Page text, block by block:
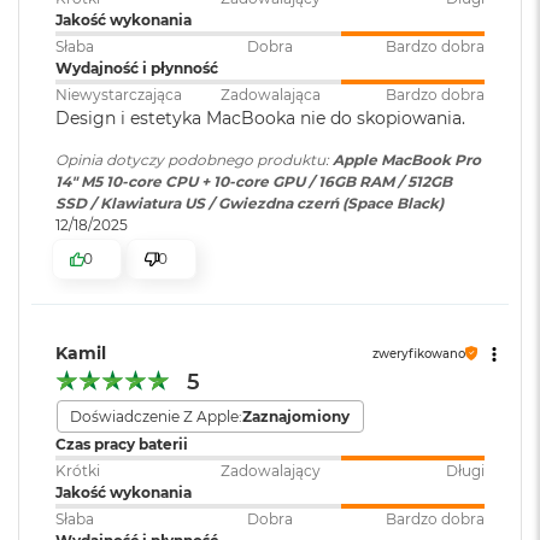
ś
c
i
d
y
s
u
M
a
A
i
r
2
5
6
G
B
Wyświetlacz
Wyświetlacz Super Retina XDR
Wyświetlacz Liquid Retina XDR o przekątnej 14,2 cala
XDR (Extreme Dynamic Range)
Kontrast 1 000 000:1
Jasność XDR: 1000 nitów utrzymywana na całym ekranie, 1600
nitów szczytowo2(tylko treści HDR)
WLAN:
Kamera
internetowa:
Kamera 12 MP Center Stage
Bateria: Litowo-polimerowa
Szybkie ładowanie
Możliwość szybkiego ładowania
Ładowanie i
rozbudowa
Trzy porty Thunderbolt 4
(USB‑C) obsługujące:
Ładowanie,DisplayPort,
Thunderbolt 4 (do 40 Gb/s),
Jakość wykonania
Słaba
Dobra
Bardzo dobra
Wydajność i płynność
Niewystarczająca
Zadowalająca Bardzo dobra
Design i estetyka MacBooka nie do skopiowania.
Opinia dotyczy podobnego produktu:Apple MacBook Pro
14" M5 10-core CPU + 10-core GPU / 16GB RAM / 512GB
SSD / Klawiatura US / Gwiezdna czerń (Space Black)
12/18/2025
0
0
Kamil zweryfikowano
5
Doświadczenie Z Apple:Zaznajomiony
Czas pracy baterii
Krótki
Zadowalający
Długi
Jakość wykonania
Słaba
Dobra
Bardzo dobra